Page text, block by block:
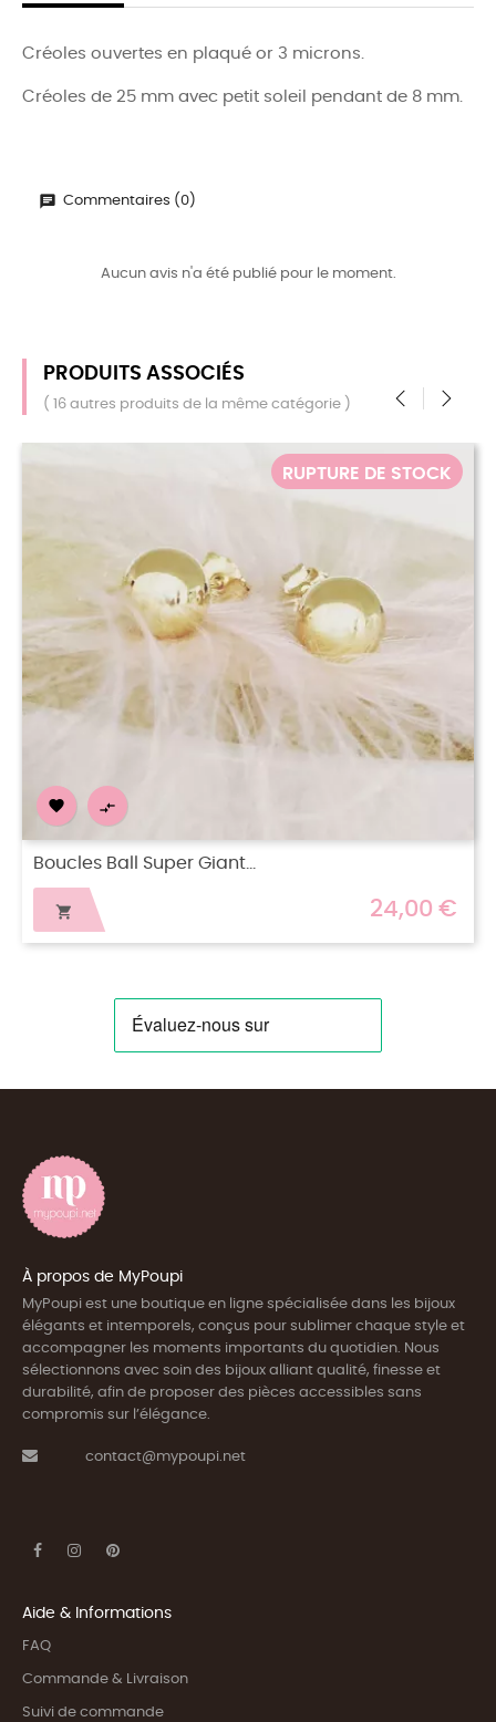
Créoles ouvertes en plaqué or 3 microns.
Créoles de 25 mm avec petit soleil pendant de 8 mm.
Commentaires (0)
Aucun avis n'a été publié pour le moment.
PRODUITS ASSOCIÉS
( 16 autres produits de la même catégorie )
24,00 €
RUPTURE
Boucles Ball Giant Plaqué or
‹
À propos de MyPoupi
MyPoupi est une boutique en ligne spécialisée dans les bijoux
élégants et intemporels, conçus pour sublimer chaque style et
accompagner les moments importants du quotidien. Nous
sélectionnons avec soin des bijoux alliant qualité, finesse et
durabilité, afin de proposer des pièces accessibles sans
compromis sur l’élégance.
contact@mypoupi.net
Aide & Informations
FAQ
Commande & Livraison
Suivi de commande